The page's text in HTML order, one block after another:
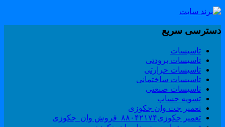
سریع
تاسیسات
تاسیسات برودتی
تاسیسات حرارتی
تاسیسات ساختمانی
تاسیسات صنعتی
تسویه حساب
تعمیر جت وان جکوزی
تعمیر جکوزی۸۸۰۴۲۱۷۴_فروش وان_جکوزی